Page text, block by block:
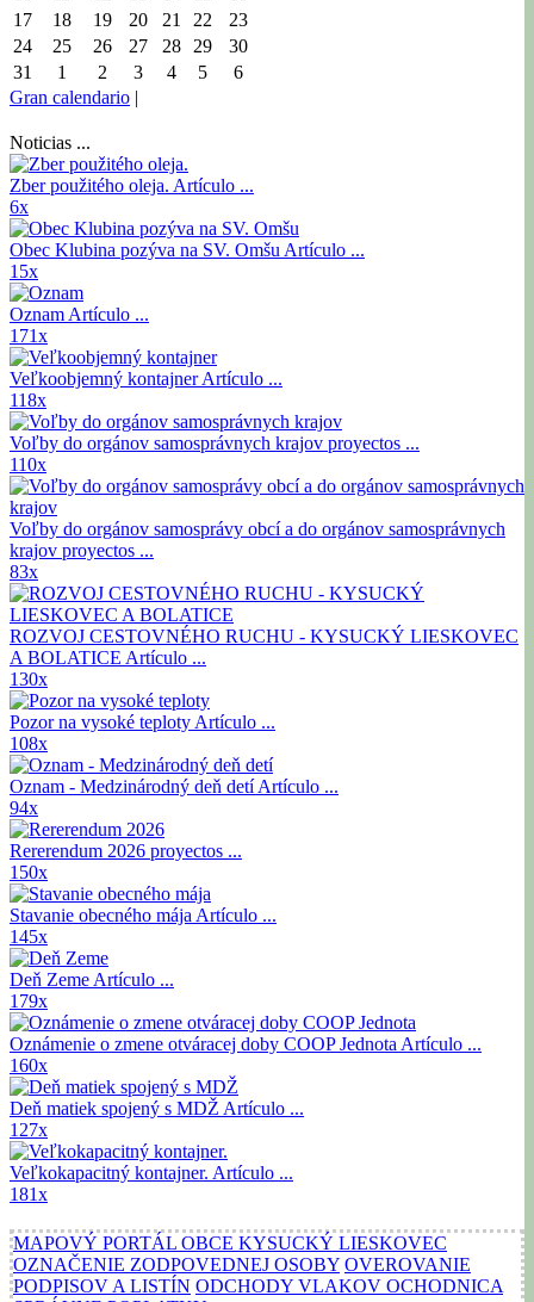
17
18 19 20 21 22
23
24
25 26 27 28 29
30
31
1 2 3 4 5
6
Gran calendario |
Noticias ...
Zber použitého oleja. Artículo ...
6x
Obec Klubina pozýva na SV. Omšu Artículo ...
15x
Oznam Artículo ...
171x
Veľkoobjemný kontajnerArtículo ...
118x
Voľby do orgánov samosprávnych krajov proyectos ...
110x
Voľby do orgánov samosprávy obcí a do orgánov samosprávnych
krajov proyectos ...
83x
ROZVOJ CESTOVNÉHO RUCHU - KYSUCKÝ LIESKOVEC
A BOLATICE Artículo ...
130x
Pozor na vysoké teploty Artículo ...
108x
Oznam - Medzinárodný deň detíArtículo ...
94x
Rererendum 2026 proyectos ...
150x
Stavanie obecného mája Artículo ...
145x
Deň Zeme Artículo ...
179x
Oznámenie o zmene otváracej doby COOP Jednota Artículo ...
160x
Deň matiek spojený s MDŽ Artículo ...
127x
Veľkokapacitný kontajner. Artículo ...
181x
MAPOVÝ PORTÁL OBCE KYSUCKÝ LIESKOVEC
OZNAČENIE ZODPOVEDNEJ OSOBY OVEROVANIE
PODPISOV A LISTÍN ODCHODY VLAKOV OCHODNICA